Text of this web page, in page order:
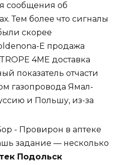
сообщения об
Тем более что сигналы
скорее
E продажа
4ME доставка
показатель отчасти
газопровода Ямал-
и Польшу, из-за
- Провирон в аптеке
задание — несколько
Подольск